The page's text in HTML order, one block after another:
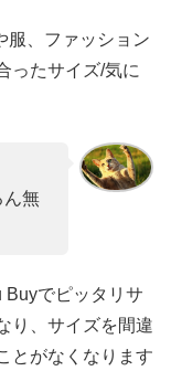
服、ファッション
ったサイズ/気に
ん無
Buyでピッタリサ
り、サイズを間違
とがなくなります